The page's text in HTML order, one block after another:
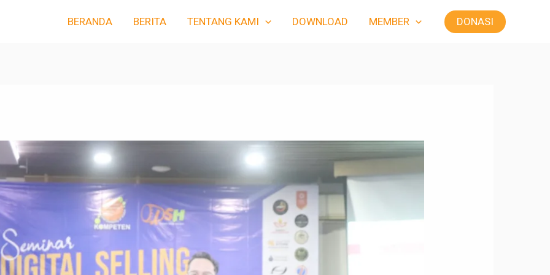
BERANDA BERITA TENTANG KAMI DOWNLOAD MEMBER DONASI